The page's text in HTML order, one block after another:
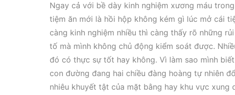
Ngay cả với bề dày kinh nghiệm xương máu
tiệm ăn mới là hồi hộp không kém gì lúc mở cái
càng kinh nghiệm nhiều thì càng thấy rõ những
tố mà mình không chủ động kiểm soát được.
đó có thực sự tốt hay không. Vì làm sao mình
con đường đang hai chiều đàng hoàng tự nhiên
nhiêu khuyết tật của mặt bằng hay khu vực xung